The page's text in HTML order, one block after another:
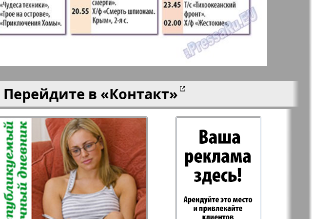
Kurorte aktuell LDK по-русски
Маяк Португалии Мила
Мюнхен-сити
My City Frankfurt
am Main
Наша Газета
Ирландия
Наша марка
Норд
в «Контакт»